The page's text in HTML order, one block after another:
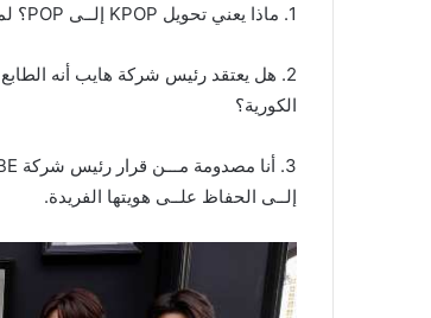
1. ماذا يعني تحويل KPOP إلــى POP؟ لماذا يريد رئيس شركة HYBE تغيير هوية الموسيقى الكورية؟
2. هل يعتقد رئيس شركة هايب أنه الطابع
الكورية؟
إلــى الحفاظ علــى هويتها الفريدة.